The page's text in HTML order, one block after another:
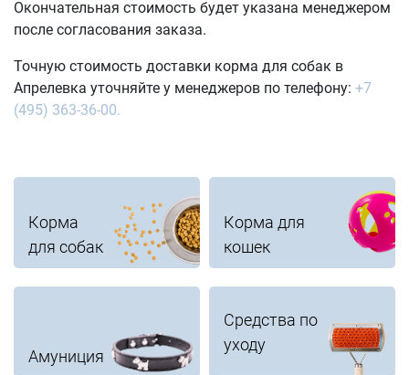
Окончательная стоимость будет указана менеджером
после согласования заказа.
Точную стоимость доставки корма для собак в
Апрелевка уточняйте у менеджеров по телефону: +7
(495) 363-36-00.
Корма
для собак
Корма для
кошек
Амуниция
Средства по
уходу